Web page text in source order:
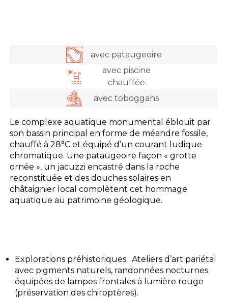
avec pataugeoire
avec piscine
chauffée
avec toboggans
Le complexe aquatique monumental éblouit par
son bassin principal en forme de méandre fossile,
chauffé à 28°C et équipé d’un courant ludique
chromatique. Une pataugeoire façon « grotte
ornée », un jacuzzi encastré dans la roche
reconstituée et des douches solaires en
châtaignier local complètent cet hommage
aquatique au patrimoine géologique.
Explorations préhistoriques : Ateliers d’art pariétal
avec pigments naturels, randonnées nocturnes
équipées de lampes frontales à lumière rouge
(préservation des chiroptères).